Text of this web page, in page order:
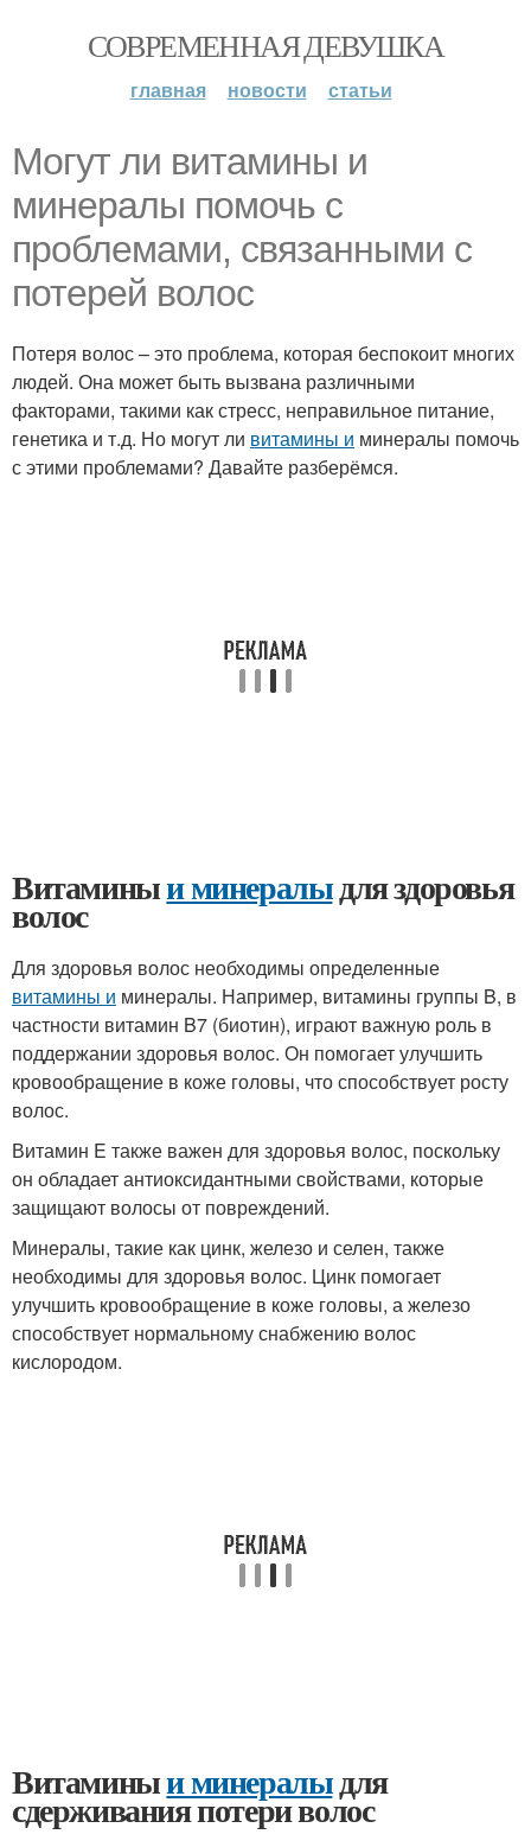
СОВРЕМЕННАЯ ДЕВУШКА
главная новости статьи
Могут ли витамины и
минералы помочь с
проблемами, связанными с
потерей волос
Потеря волос – это проблема, которая беспокоит многих
людей. Она может быть вызвана различными
факторами, такими как стресс, неправильное питание,
генетика и т.д. Но могут ли витамины и минералы помочь
с этими проблемами? Давайте разберёмся.
Витаминыи минералыдля здоровья
волос
Для здоровья волос необходимы определенные
витамины и минералы. Например, витамины группы B, в
частности витамин B7 (биотин), играют важную роль в
поддержании здоровья волос. Он помогает улучшить
кровообращение в коже головы, что способствует росту
волос.
Витамин E также важен для здоровья волос, поскольку
он обладает антиоксидантными свойствами, которые
защищают волосы от повреждений.
Минералы, такие как цинк, железо и селен, также
необходимы для здоровья волос. Цинк помогает
улучшить кровообращение в коже головы, а железо
способствует нормальному снабжению волос
кислородом.
Витаминыи минералыдля
сдерживания потери волос